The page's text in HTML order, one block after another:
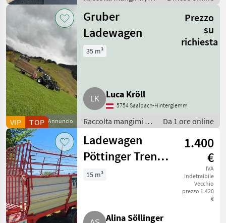
Annuncio
VIP TOP
Gruber
Ladewagen
Prezzo
su
richiesta
35 m³
Luca Kröll
5754 Saalbach-Hinterglemm
Raccolta mangimi /
Autocaricanti
Da 1 ore online
Ladewagen
Pöttinger Trend
Junior II
1.400
€
IVA
indetraibile
Vecchio
prezzo 1.420
€
15 m³
Alina Söllinger